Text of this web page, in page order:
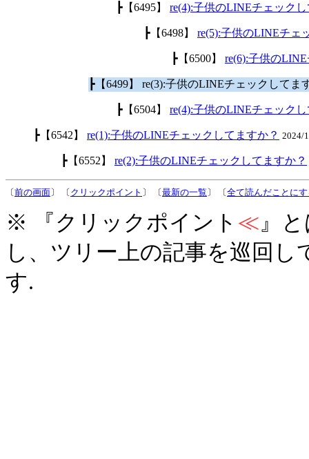
┣【6495】 re(4):子供のLINEチェック
┣【6498】 re(5):子供のLINEチェ
┣【6500】 re(6):子供の
┣【6499】 re(3):子供のLINEチェックしてま
┣【6504】 re(4):子供のLINEチェック
┣【6542】 re(1):子供のLINEチェックしてますか？ 2024/
┣【6552】 re(2):子供のLINEチェックしてますか？
〔前の画面〕 〔 クリックポイント 〕 〔最新の一覧 〕 〔全て読んだことに
※ 『クリックポイント ≪』
し、ツリー上の記事を巡回
す.